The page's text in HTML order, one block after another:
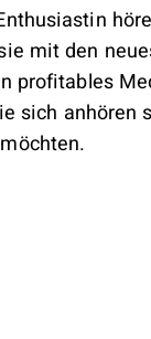
mit den
profitables
sich anhören